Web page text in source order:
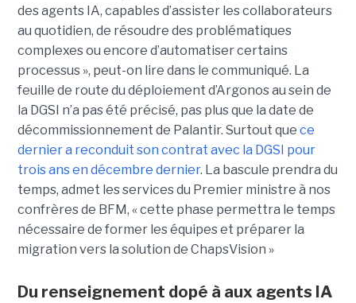
des agents IA, capables d’assister les collaborateurs
au quotidien, de résoudre des problématiques
complexes ou encore d’automatiser certains
processus », peut-on lire dans le communiqué. La
feuille de route du déploiement d’Argonos au sein de
la DGSI n’a pas été précisé, pas plus que la date de
décommissionnement de Palantir. Surtout que ce
dernier a reconduit son contrat avec la DGSI pour
trois ans en décembre dernier. La bascule prendra du
temps, admet les services du Premier ministre à nos
confrères de BFM, « cette phase permettra le temps
nécessaire de former les équipes et préparer la
migration vers la solution de ChapsVision »
Du renseignement dopé à aux agents IA